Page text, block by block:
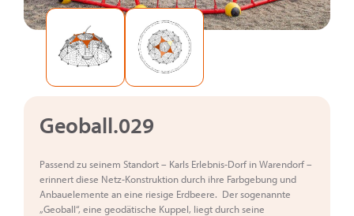
Geoball.029
Passend zu seinem Standort – Karls Erlebnis-Dorf in Warendorf –
erinnert diese Netz-Konstruktion durch ihre Farbgebung und
Anbauelemente an eine riesige Erdbeere. Der sogenannte
„Geoball“, eine geodätische Kuppel, liegt durch seine